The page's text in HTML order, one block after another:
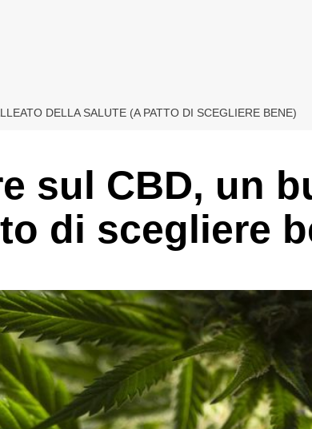
DELLA SALUTE (A PATTO DI SCEGLIERE BENE)
sul CBD, un
di scegliere